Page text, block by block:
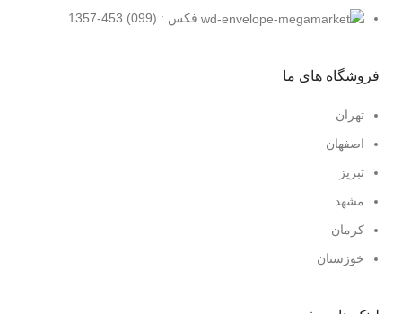
فکس : (099) 453-1357
فروشگاه های ما
تهران
اصفهان
تبریز
مشهد
کرمان
خوزستان